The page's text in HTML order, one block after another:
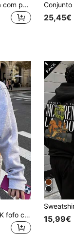
1 peça Sweatshirt solta com padrão de abóbora para mulher, confortável, de manga comprida, estilo vintage grunge streetwear, adequada para outono, Halloween e uso casual
25,45€
Sweatshirt feminino Y2K fofo com asas de anjo bordadas com lantejoulas, cinzento claro, casual, ombros caídos, manga comprida, para outono 15,99€